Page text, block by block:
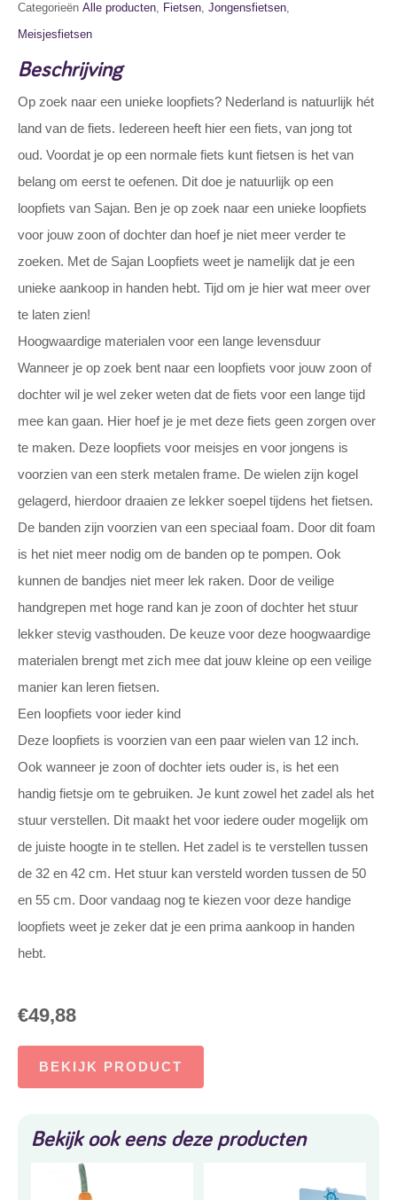
Categorieën Alle producten, Fietsen, Jongensfietsen,
Meisjesfietsen
Beschrijving
Op zoek naar een unieke loopfiets? Nederland is natuurlijk hét
land van de fiets. Iedereen heeft hier een fiets, van jong tot
oud. Voordat je op een normale fiets kunt fietsen is het van
belang om eerst te oefenen. Dit doe je natuurlijk op een
loopfiets van Sajan. Ben je op zoek naar een unieke loopfiets
voor jouw zoon of dochter dan hoef je niet meer verder te
zoeken. Met de Sajan Loopfiets weet je namelijk dat je een
unieke aankoop in handen hebt. Tijd om je hier wat meer over
te laten zien!
Hoogwaardige materialen voor een lange levensduur
Wanneer je op zoek bent naar een loopfiets voor jouw zoon of
dochter wil je wel zeker weten dat de fiets voor een lange tijd
mee kan gaan. Hier hoef je je met deze fiets geen zorgen over
te maken. Deze loopfiets voor meisjes en voor jongens is
voorzien van een sterk metalen frame. De wielen zijn kogel
gelagerd, hierdoor draaien ze lekker soepel tijdens het fietsen.
De banden zijn voorzien van een speciaal foam. Door dit foam
is het niet meer nodig om de banden op te pompen. Ook
kunnen de bandjes niet meer lek raken. Door de veilige
handgrepen met hoge rand kan je zoon of dochter het stuur
lekker stevig vasthouden. De keuze voor deze hoogwaardige
materialen brengt met zich mee dat jouw kleine op een veilige
manier kan leren fietsen.
Een loopfiets voor ieder kind
Deze loopfiets is voorzien van een paar wielen van 12 inch.
Ook wanneer je zoon of dochter iets ouder is, is het een
handig fietsje om te gebruiken. Je kunt zowel het zadel als het
stuur verstellen. Dit maakt het voor iedere ouder mogelijk om
de juiste hoogte in te stellen. Het zadel is te verstellen tussen
de 32 en 42 cm. Het stuur kan versteld worden tussen de 50
en 55 cm. Door vandaag nog te kiezen voor deze handige
loopfiets weet je zeker dat je een prima aankoop in handen
hebt.
€49,88
BEKIJK PRODUCT
Bekijk ook eens deze producten